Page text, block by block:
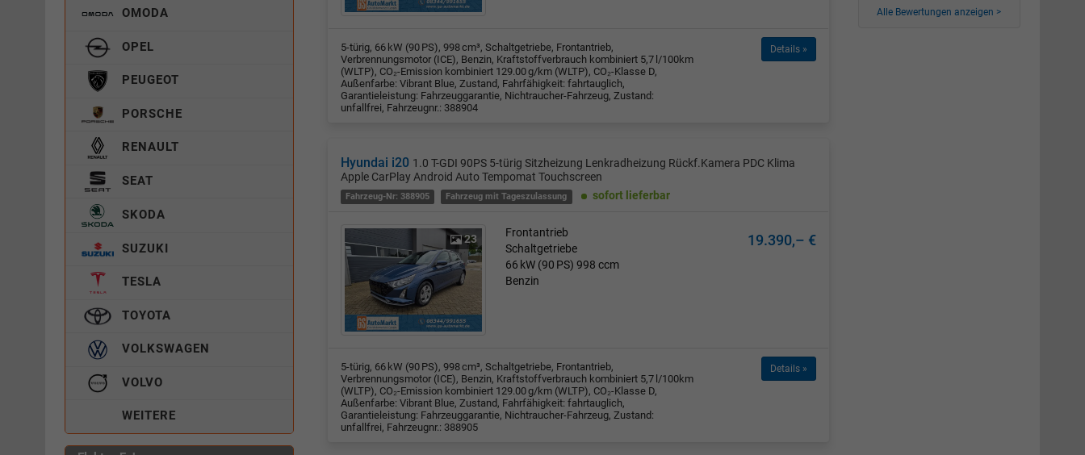
5-türig, 66 kW (90 PS), 998 cm³, Schaltgetriebe, Frontantrieb,
Verbrennungsmotor (ICE), Benzin, Kraftstoffverbrauch kombiniert 5,7 l/100km
(WLTP), CO₂-Emission kombiniert 129.00 g/km (WLTP), CO₂-Klasse D,
Außenfarbe: Vibrant Blue, Zustand, Fahrfähigkeit: fahrtauglich,
Garantieleistung: Fahrzeuggarantie, Nichtraucher-Fahrzeug, Zustand:
unfallfrei, Fahrzeugnr.: 388904
Details »
Hyundai i20 1.0 T-GDI 90PS 5-türig Sitzheizung Lenkradheizung Rückf.Kamera PDC Klima
Apple CarPlay Android Auto Tempomat Touchscreen
Fahrzeug-Nr: 388905 Fahrzeug mit Tageszulassung sofort lieferbar
23
Frontantrieb
Schaltgetriebe
66 kW (90 PS) 998 ccm
Benzin
19.390,– €
5-türig, 66 kW (90 PS), 998 cm³, Schaltgetriebe, Frontantrieb,
Verbrennungsmotor (ICE), Benzin, Kraftstoffverbrauch kombiniert 5,7 l/100km
(WLTP), CO₂-Emission kombiniert 129.00 g/km (WLTP), CO₂-Klasse D,
Außenfarbe: Vibrant Blue, Zustand, Fahrfähigkeit: fahrtauglich,
Garantieleistung: Fahrzeuggarantie, Nichtraucher-Fahrzeug, Zustand:
unfallfrei, Fahrzeugnr.: 388905
Details »
OMODA
OPEL
PEUGEOT
PORSCHE
RENAULT
SEAT
SKODA
SUZUKI
TESLA
TOYOTA
VOLKSWAGEN
VOLVO
WEITERE
Alle Bewertungen anzeigen >